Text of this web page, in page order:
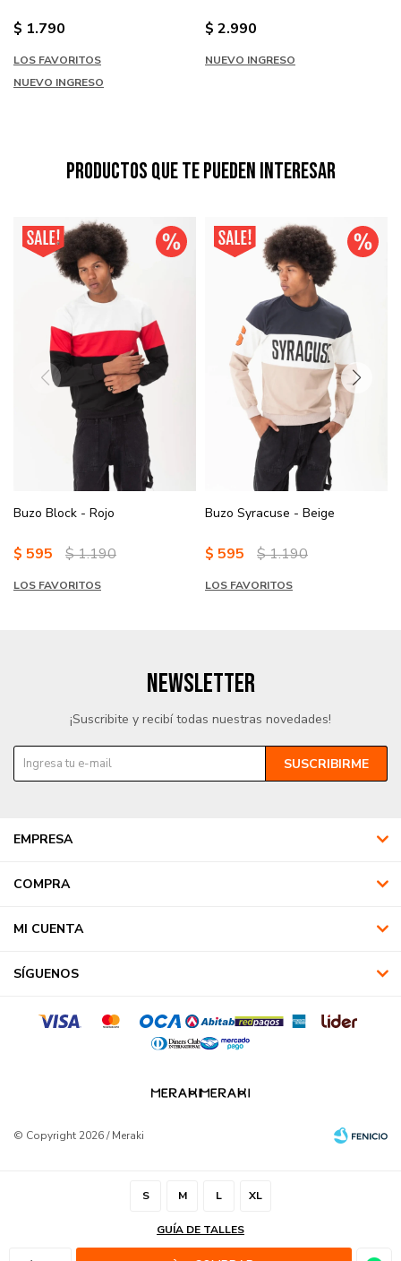
S M L XL
GUÍA DE TALLES
$ 1.790
LOS FAVORITOS
NUEVO INGRESO
$ 2.990
NUEVO INGRESO
Productos que te pueden interesar
Buzo Block - Rojo
$ 595 $1.190
LOS FAVORITOS
Buzo Syracuse - Beige
$ 595 $1.190
LOS FAVORITOS
EMPRESA
COMPRA
MI CUENTA
SÍGUENOS
NEWSLETTER
¡Suscribite y recibí todas nuestras novedades!
SUSCRIBIRME
© Copyright 2026 / Meraki
Fenicio